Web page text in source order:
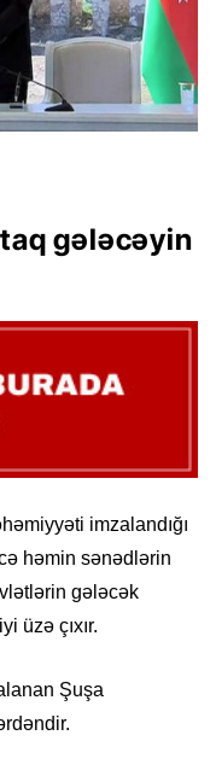
gələcəyin
imzalandığı
həmin sənədlərin
gələcək
üzə çıxır.
Şuşa